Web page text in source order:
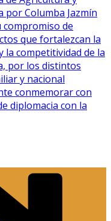
por Columba Jazmín
de
que fortalezcan la
la competitividad de la
por los distintos
y nacional
conmemorar con
diplomacia con la